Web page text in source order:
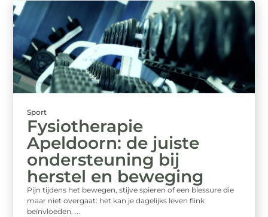
Sport
Fysiotherapie
Apeldoorn: de juiste
ondersteuning bij
herstel en beweging
Pijn tijdens het bewegen, stijve spieren of een blessure die
maar niet overgaat: het kan je dagelijks leven flink
beïnvloeden. ...